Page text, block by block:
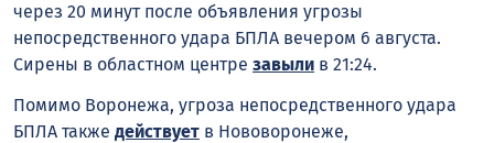
через 20 минут после объявления угрозы
непосредственного удара БПЛА вечером 6 августа.
Сирены в областном центре завыли в 21:24.
Помимо Воронежа, угроза непосредственного удара
БПЛА также действует в Нововоронеже,